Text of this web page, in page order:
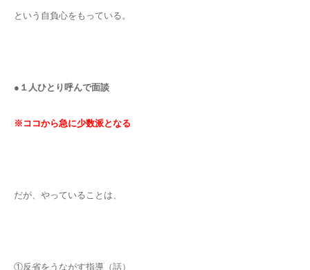
という自負心をもっている。
●１人ひとり呼んで面談
※ココから急に少数派となる
だが、やっていることは、
①反省をうながす指導（話）